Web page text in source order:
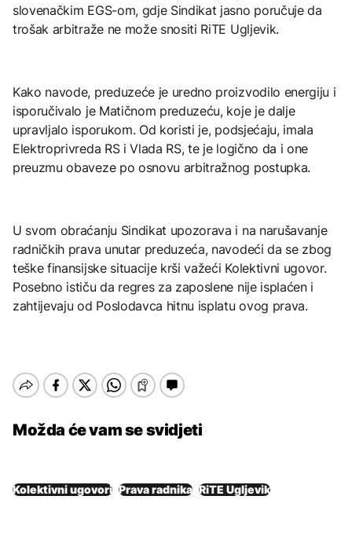
slovenačkim EGS-om, gdje Sindikat jasno poručuje da
trošak arbitraže ne može snositi RiTE Ugljevik.
Kako navode, preduzeće je uredno proizvodilo energiju i
isporučivalo je Matičnom preduzeću, koje je dalje
upravljalo isporukom. Od koristi je, podsjećaju, imala
Elektroprivreda RS i Vlada RS, te je logično da i one
preuzmu obaveze po osnovu arbitražnog postupka.
U svom obraćanju Sindikat upozorava i na narušavanje
radničkih prava unutar preduzeća, navodeći da se zbog
teške finansijske situacije krši važeći Kolektivni ugovor.
Posebno ističu da regres za zaposlene nije isplaćen i
zahtijevaju od Poslodavca hitnu isplatu ovog prava.
Možda će vam se svidjeti
Kolektivni ugovori Prava radnika RiTE Ugljevik